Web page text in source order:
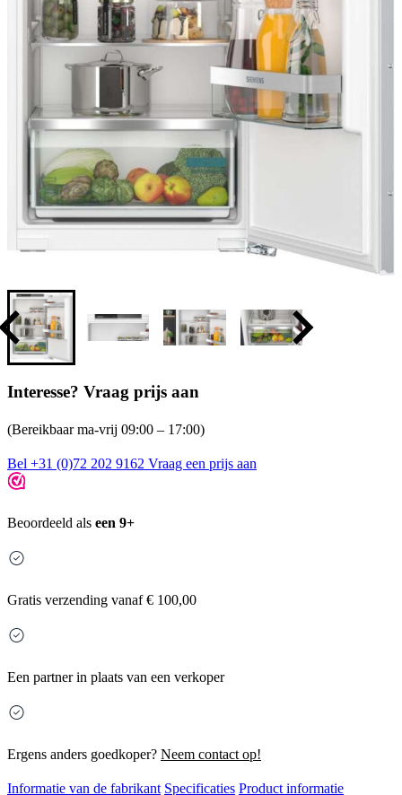
Interesse? Vraag prijs aan
(Bereikbaar ma-vrij 09:00 – 17:00)
Bel +31 (0)72 202 9162 Vraag een prijs aan
Beoordeeld als een 9+
Gratis verzending vanaf € 100,00
Een partner in plaats van een verkoper
Ergens anders goedkoper? Neem contact op!
Informatie van de fabrikant Specificaties Product informatie